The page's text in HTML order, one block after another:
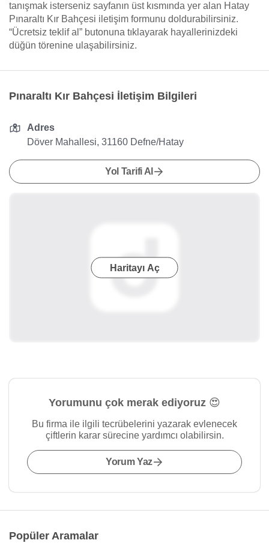
tanışmak isterseniz sayfanın üst kısmında yer alan Hatay
Pınaraltı Kır Bahçesi iletişim formunu doldurabilirsiniz.
“Ücretsiz teklif al” butonuna tıklayarak hayallerinizdeki
düğün törenine ulaşabilirsiniz.
Pınaraltı Kır Bahçesi İletişim Bilgileri
Adres
Döver Mahallesi, 31160 Defne/Hatay
Yol Tarifi Al
Haritayı Aç
Yorumunu çok merak ediyoruz 😍
Bu firma ile ilgili tecrübelerini yazarak evlenecek
çiftlerin karar sürecine yardımcı olabilirsin.
Yorum Yaz
Popüler Aramalar